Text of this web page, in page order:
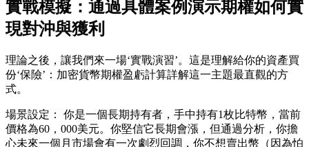
實戰模擬：通過具體案例演示期權如何實
現對沖與獲利
理論之後，讓我們來一場‘實戰演習’。這是理解給你的資產買
份‘保險’：加密貨幣期權盈虧計算詳解這一主題最直觀的方
式。
場景設定 ： 你是一個長期持有者，手中持有1枚比特幣，當前
價格為60，000美元。你堅信它長期會漲，但通過分析，你擔
心未來一個月市場會有一次劇烈回調，你不想賣出幣（因為怕